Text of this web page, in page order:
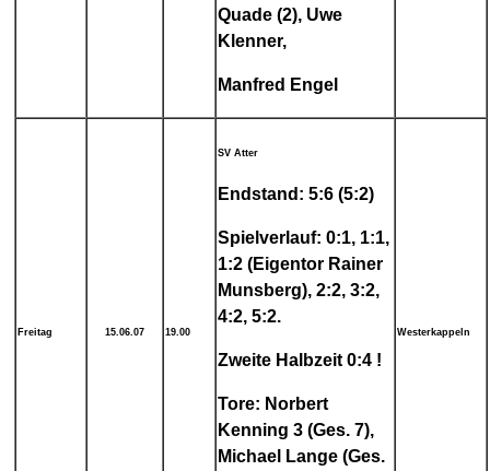
Quade (2), Uwe
Klenner,
Manfred Engel
Freitag 15.06.07 19.00
SV Atter
Endstand: 5:6 (5:2)
Spielverlauf: 0:1, 1:1,
1:2 (Eigentor Rainer
Munsberg), 2:2, 3:2,
4:2, 5:2.
Zweite Halbzeit 0:4 !
Tore: Norbert
Kenning 3 (Ges. 7),
Michael Lange (Ges.
Westerkappeln